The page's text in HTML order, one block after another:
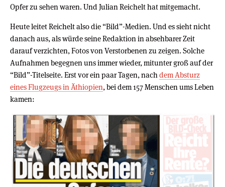
Opfer zu sehen waren. Und Julian Reichelt hat mitgemacht.
Heute leitet Reichelt also die “Bild”-Medien. Und es sieht nicht
danach aus, als würde seine Redaktion in absehbarer Zeit
darauf verzichten, Fotos von Verstorbenen zu zeigen. Solche
Aufnahmen begegnen uns immer wieder, mitunter groß auf der
“Bild”-Titelseite. Erst vor ein paar Tagen, nachdem Absturz
eines Flugzeugs in Äthiopien, bei dem 157 Menschen ums Leben
kamen: